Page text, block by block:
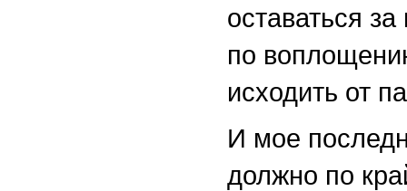
оставаться
по
исходить от
И мое
должно по